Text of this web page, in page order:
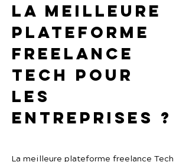
la meilleure
plateforme
freelance
Tech pour
les
entreprises ?
La meilleure plateforme freelance Tech